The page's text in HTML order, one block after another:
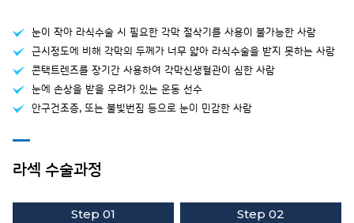
눈이 작아 라식수술 시 필요한 각막 절삭기를 사용이 불가능한 사람
근시정도에 비해 각막의 두께가 너무 얇아 라식수술을 받지 못하는 사람
콘택트렌즈를 장기간 사용하여 각막신생혈관이 심한 사람
눈에 손상을 받을 우려가 있는 운동 선수
안구건조증, 또는 불빛번짐 등으로 눈이 민감한 사람
라섹 수술과정
Step 01 Step 02